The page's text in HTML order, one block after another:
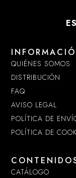
QUIÉNES SOMOS
DISTRIBUCIÓN
FAQ
AVISO LEGAL
POLÍTICA DE
POLÍTICA DE
CATÁLOGO